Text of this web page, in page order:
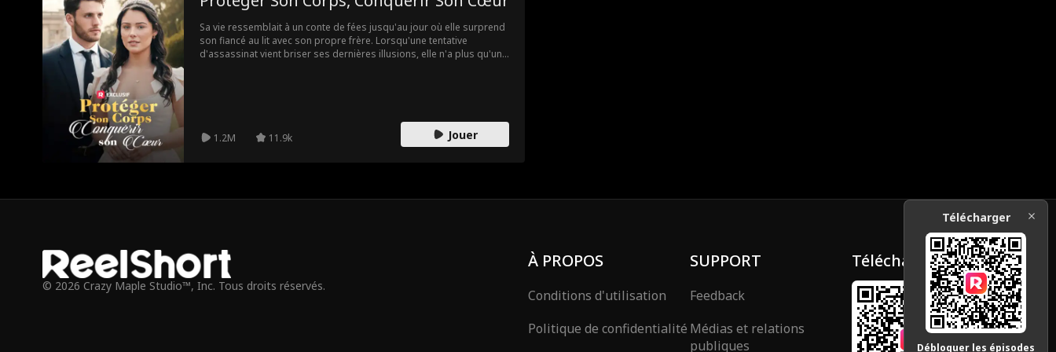
Sa vie ressemblait à un conte de fées jusqu'au jour où elle surprend
son fiancé au lit avec son propre frère. Lorsqu'une tentative
d'assassinat vient briser ses dernières illusions, elle n'a plus qu'un
1.2M
11.9k Jouer
© 2026 Crazy Maple Studio™, Inc. Tous droits réservés.
À PROPOS
Conditions d'utilisation
Politique de confidentialité
SUPPORT
Feedback
Médias et relations
publiques
Télécharger
Télécharger
Débloquer les épisodes